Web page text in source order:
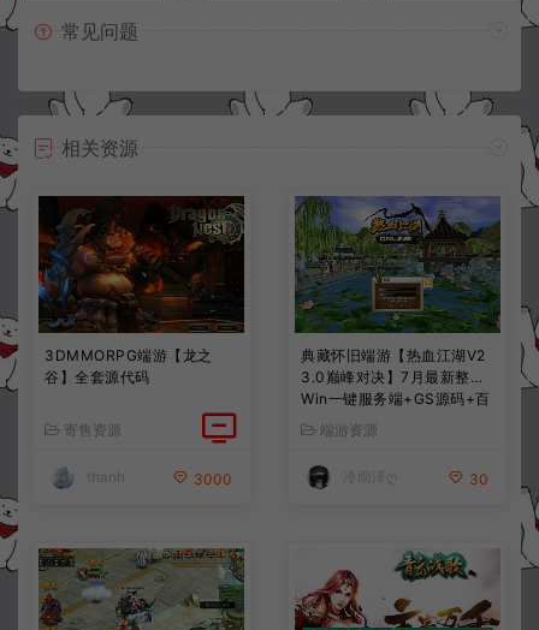
常见问题
相关资源
3DMMORPG端游【龙之
谷】全套源代码
寄售资源
thanh 3000
典藏怀旧端游【热血江湖V2
3.0巅峰对决】7月最新整理
Win一键服务端+GS源码+百
宝阁+在线GM工具+PC客户
端+详细搭建教程
端游资源
冷雨泽ღ 30